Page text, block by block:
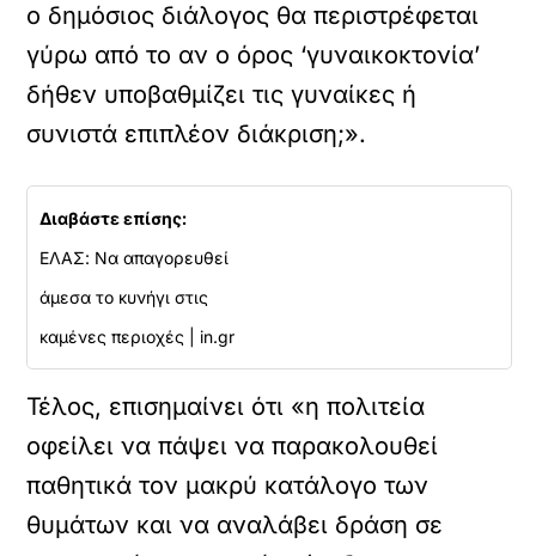
ο δημόσιος διάλογος θα περιστρέφεται
γύρω από το αν ο όρος ‘γυναικοκτονία’
δήθεν υποβαθμίζει τις γυναίκες ή
συνιστά επιπλέον διάκριση;».
Διαβάστε επίσης:
ΕΛΑΣ: Να απαγορευθεί
άμεσα το κυνήγι στις
καμένες περιοχές | in.gr
Τέλος, επισημαίνει ότι «η πολιτεία
οφείλει να πάψει να παρακολουθεί
παθητικά τον μακρύ κατάλογο των
θυμάτων και να αναλάβει δράση σε